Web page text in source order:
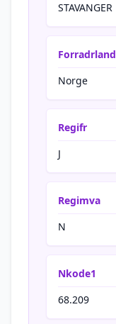
STAVANGER
Forradrland
Norge
Regifr
J
Regimva
N
Nkode1
68.209